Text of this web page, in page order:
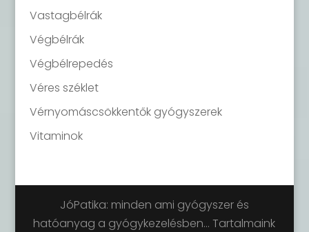
Vastagbélrák
Végbélrák
Végbélrepedés
Véres széklet
Vérnyomáscsökkentők gyógyszerek
Vitaminok
JóPatika: minden ami gyógyszer és
hatóanyag a gyógykezelésben... Tartalmaink